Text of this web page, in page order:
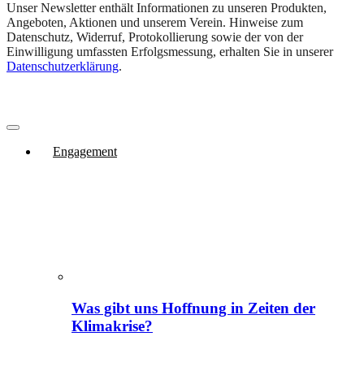
Unser Newsletter enthält Informationen zu unseren Produkten,
Angeboten, Aktionen und unserem Verein. Hinweise zum
Datenschutz, Widerruf, Protokollierung sowie der von der
Einwilligung umfassten Erfolgsmessung, erhalten Sie in unserer
Datenschutzerklärung.
Engagement
Was gibt uns Hoffnung in Zeiten der
Klimakrise?